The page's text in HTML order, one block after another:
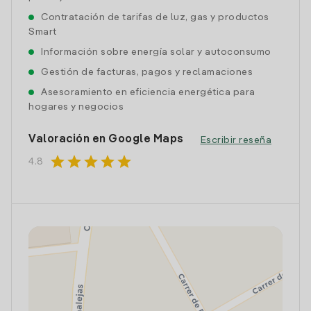
Contratación de tarifas de luz, gas y productos
Smart
Información sobre energía solar y autoconsumo
Gestión de facturas, pagos y reclamaciones
Asesoramiento en eficiencia energética para
hogares y negocios
Valoración en Google Maps
4.8 starstarstarstarstar
Escribir reseña